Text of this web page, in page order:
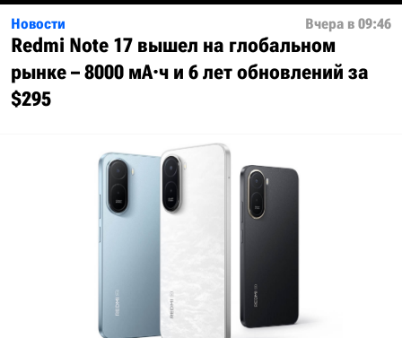
Новости Вчера в 09:46
Redmi Note 17 вышел на глобальном
рынке – 8000 мА·ч и 6 лет обновлений за
$295